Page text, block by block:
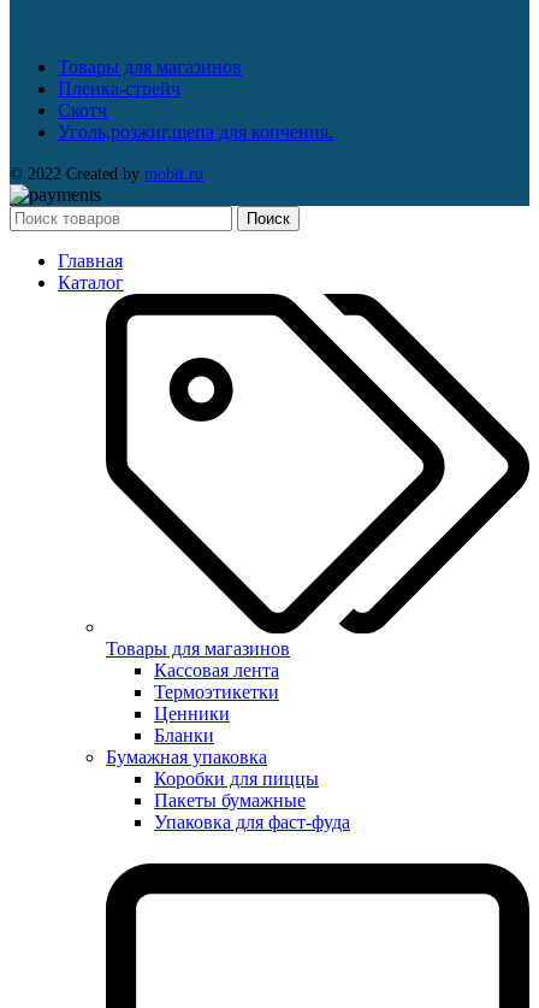
Товары для магазинов
Пленка-стрейч
Скотч
Уголь,розжиг,щепа для копчения.
© 2022 Created by mobit.ru
Поиск
Главная
Каталог
Товары для магазинов
Кассовая лента
Термоэтикетки
Ценники
Бланки
Бумажная упаковка
Коробки для пиццы
Пакеты бумажные
Упаковка для фаст-фуда